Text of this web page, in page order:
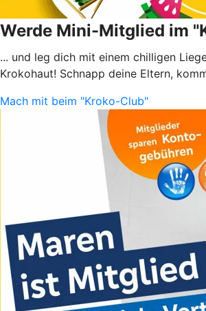
Werde Mini-Mitglied im
... und leg dich mit einem chilligen
Krokohaut! Schnapp deine Eltern,
Mach mit beim "Kroko-Club"